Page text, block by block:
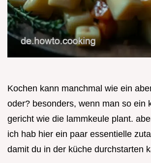
Kochen kann manchmal wie ein
oder? besonders, wenn man so ein
gericht wie die lammkeule plant.
ich hab hier ein paar essentielle
damit du in der küche durchstarten